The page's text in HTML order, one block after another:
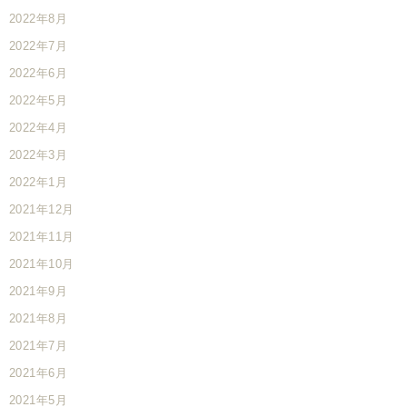
2022年8月
2022年7月
2022年6月
2022年5月
2022年4月
2022年3月
2022年1月
2021年12月
2021年11月
2021年10月
2021年9月
2021年8月
2021年7月
2021年6月
2021年5月